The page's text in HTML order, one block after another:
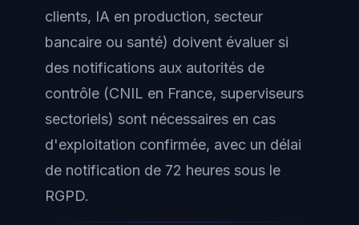
clients, IA en production, secteur
bancaire ou santé) doivent évaluer si
des notifications aux autorités de
contrôle (CNIL en France, superviseurs
sectoriels) sont nécessaires en cas
d'exploitation confirmée, avec un délai
de notification de 72 heures sous le
RGPD.